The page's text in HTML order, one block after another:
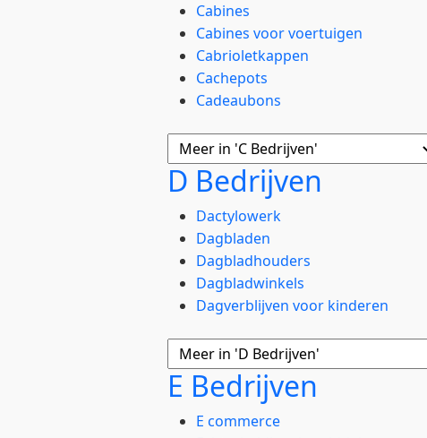
Cabines
Cabines voor voertuigen
Cabrioletkappen
Cachepots
Cadeaubons
D Bedrijven
Dactylowerk
Dagbladen
Dagbladhouders
Dagbladwinkels
Dagverblijven voor kinderen
E Bedrijven
E commerce